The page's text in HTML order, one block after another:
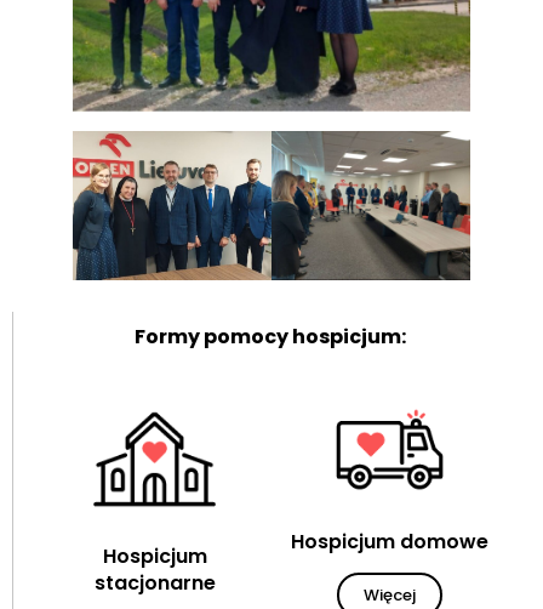
Formy pomocy hospicjum:
Hospicjum
stacjonarne
Hospicjum domowe
Więcej